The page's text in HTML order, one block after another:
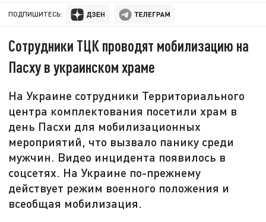
ПОДПИШИТЕСЬ:
Сотрудники ТЦК проводят мобилизацию на
Пасху в украинском храме
На Украине сотрудники Территориального
центра комплектования посетили храм в
день Пасхи для мобилизационных
мероприятий, что вызвало панику среди
мужчин. Видео инцидента появилось в
соцсетях. На Украине по-прежнему
действует режим военного положения и
всеобщая мобилизация.